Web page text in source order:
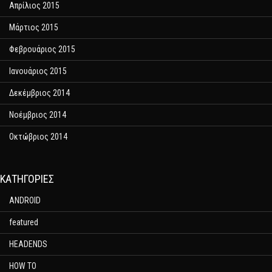
Απρίλιος 2015
Μάρτιος 2015
Φεβρουάριος 2015
Ιανουάριος 2015
Δεκέμβριος 2014
Νοέμβριος 2014
Οκτώβριος 2014
KΑΤΗΓΟΡΊΕΣ
ANDROID
featured
HEADENDS
HOW TO